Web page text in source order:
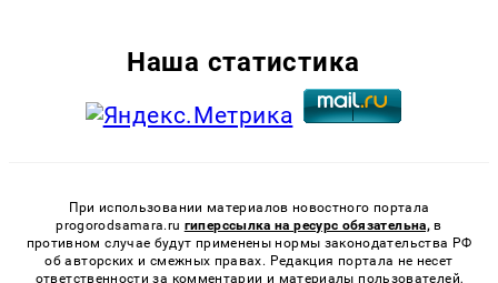
Наша статистика
При использовании материалов новостного портала
progorodsamara.ru гиперссылка на ресурс обязательна, в
противном случае будут применены нормы законодательства РФ
об авторских и смежных правах. Редакция портала не несет
ответственности за комментарии и материалы пользователей,